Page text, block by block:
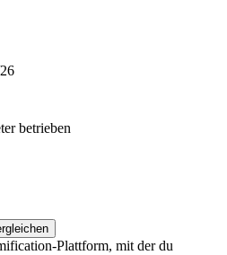
betrieben
Plattform, mit der du